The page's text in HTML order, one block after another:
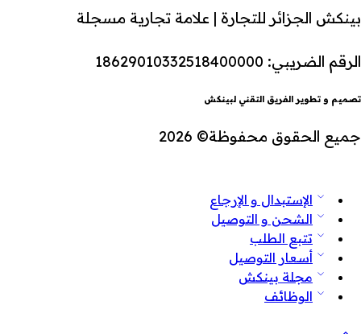
بينكش الجزائر للتجارة | علامة تجارية مسجلة
الرقم الضريبي: 18629010332518400000
تصميم و تطوير الفريق التقني لبينكش
جميع الحقوق محفوظة© 2026
الإستبدال و الإرجاع
الشحن و التوصيل
تتبع الطلب
أسعار التوصيل
مجلة بينكش
الوظائف